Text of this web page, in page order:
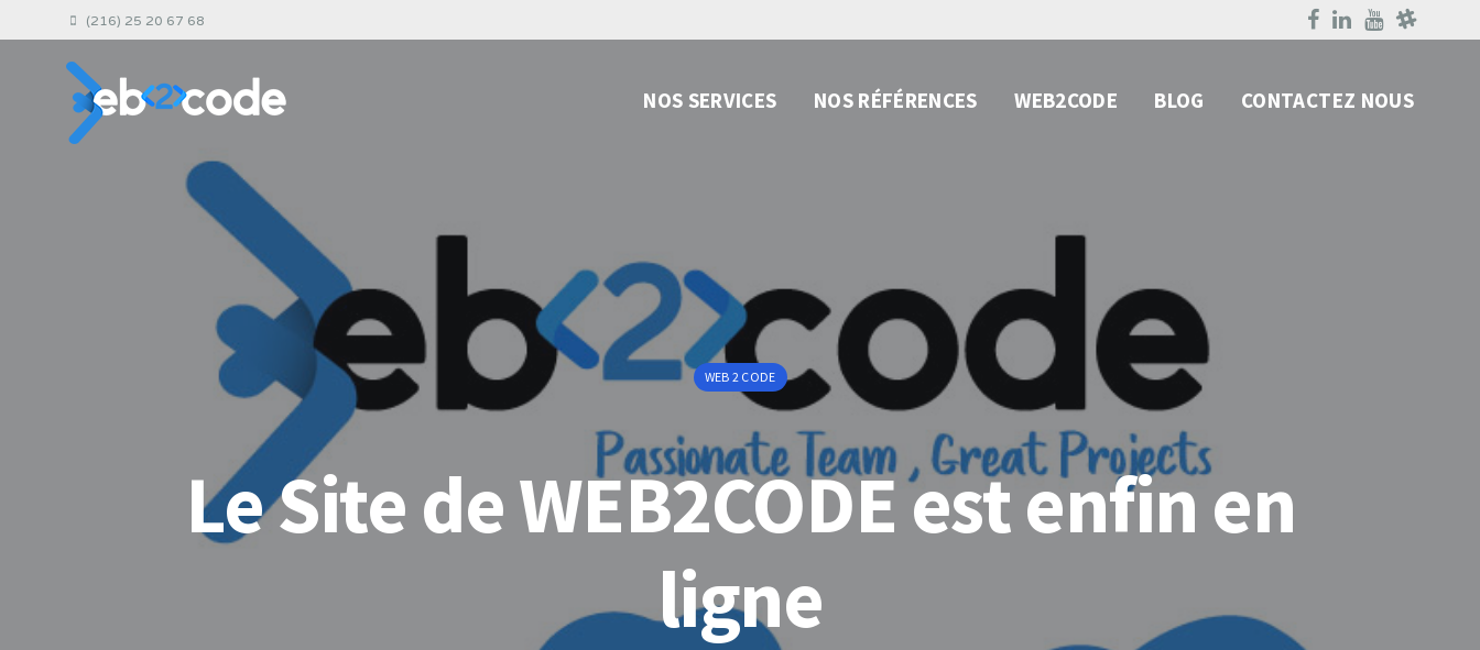
(216) 25 20 67 68
NOS SERVICES NOS RÉFÉRENCES WEB2CODE BLOG CONTACTEZ NOUS
WEB 2 CODE
Le Site de WEB2CODE est enfin en
ligne